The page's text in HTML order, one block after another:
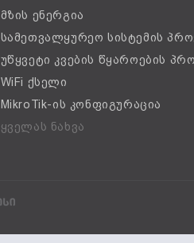
მზის ენერგია
სამეთვალყურეო სისტემის
უწყვეტი კვების წყაროების
WiFi ქსელი
MikroTik-ის კონფიგურაცია
ყველას ნახვა